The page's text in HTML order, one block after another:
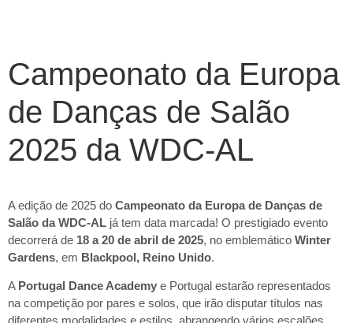
Campeonato da Europa
de Danças de Salão
2025 da WDC-AL
A edição de 2025 do Campeonato da Europa de Danças de
Salão da WDC-AL já tem data marcada! O prestigiado evento
decorrerá de 18 a 20 de abril de 2025, no emblemático Winter
Gardens, em Blackpool, Reino Unido.
A Portugal Dance Academy e Portugal estarão representados
na competição por pares e solos, que irão disputar títulos nas